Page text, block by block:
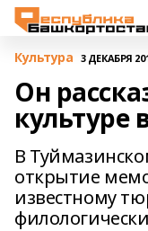
Культура 3 ДЕКАБРЯ
Он
культуре
В
открытие
известному